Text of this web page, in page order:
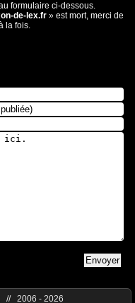
formulaire ci-dessous.
de-lex.fr » est mort, merci de
la fois.
// 2006 - 2026